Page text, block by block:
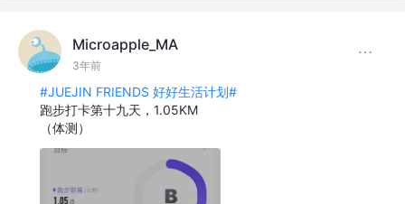
Microapple_MA
3年前
#JUEJIN FRIENDS 好好生活计划#
跑步打卡第十九天，1.05KM
（体测）